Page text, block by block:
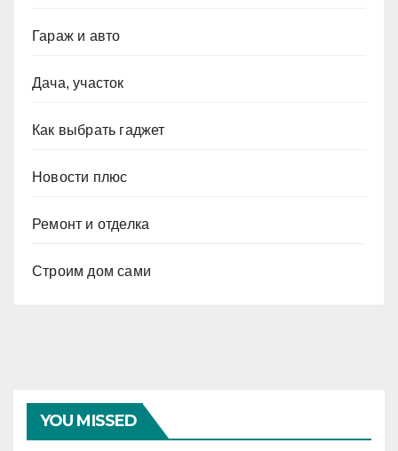
Гараж и авто
Дача, участок
Как выбрать гаджет
Новости плюс
Ремонт и отделка
Строим дом сами
YOU MISSED